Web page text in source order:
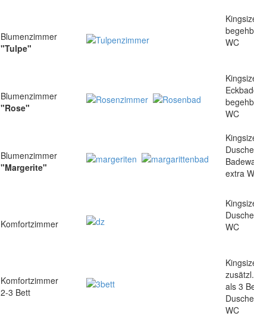
Blumenzimmer
"Tulpe"
WC
Blumenzimmer
"Rose"
WC
Blumenzimmer
"Margerite"
Dusche
extra
Komfortzimmer
Dusche
WC
Komfortzimmer
2-3 Bett
als 3
Dusche
WC